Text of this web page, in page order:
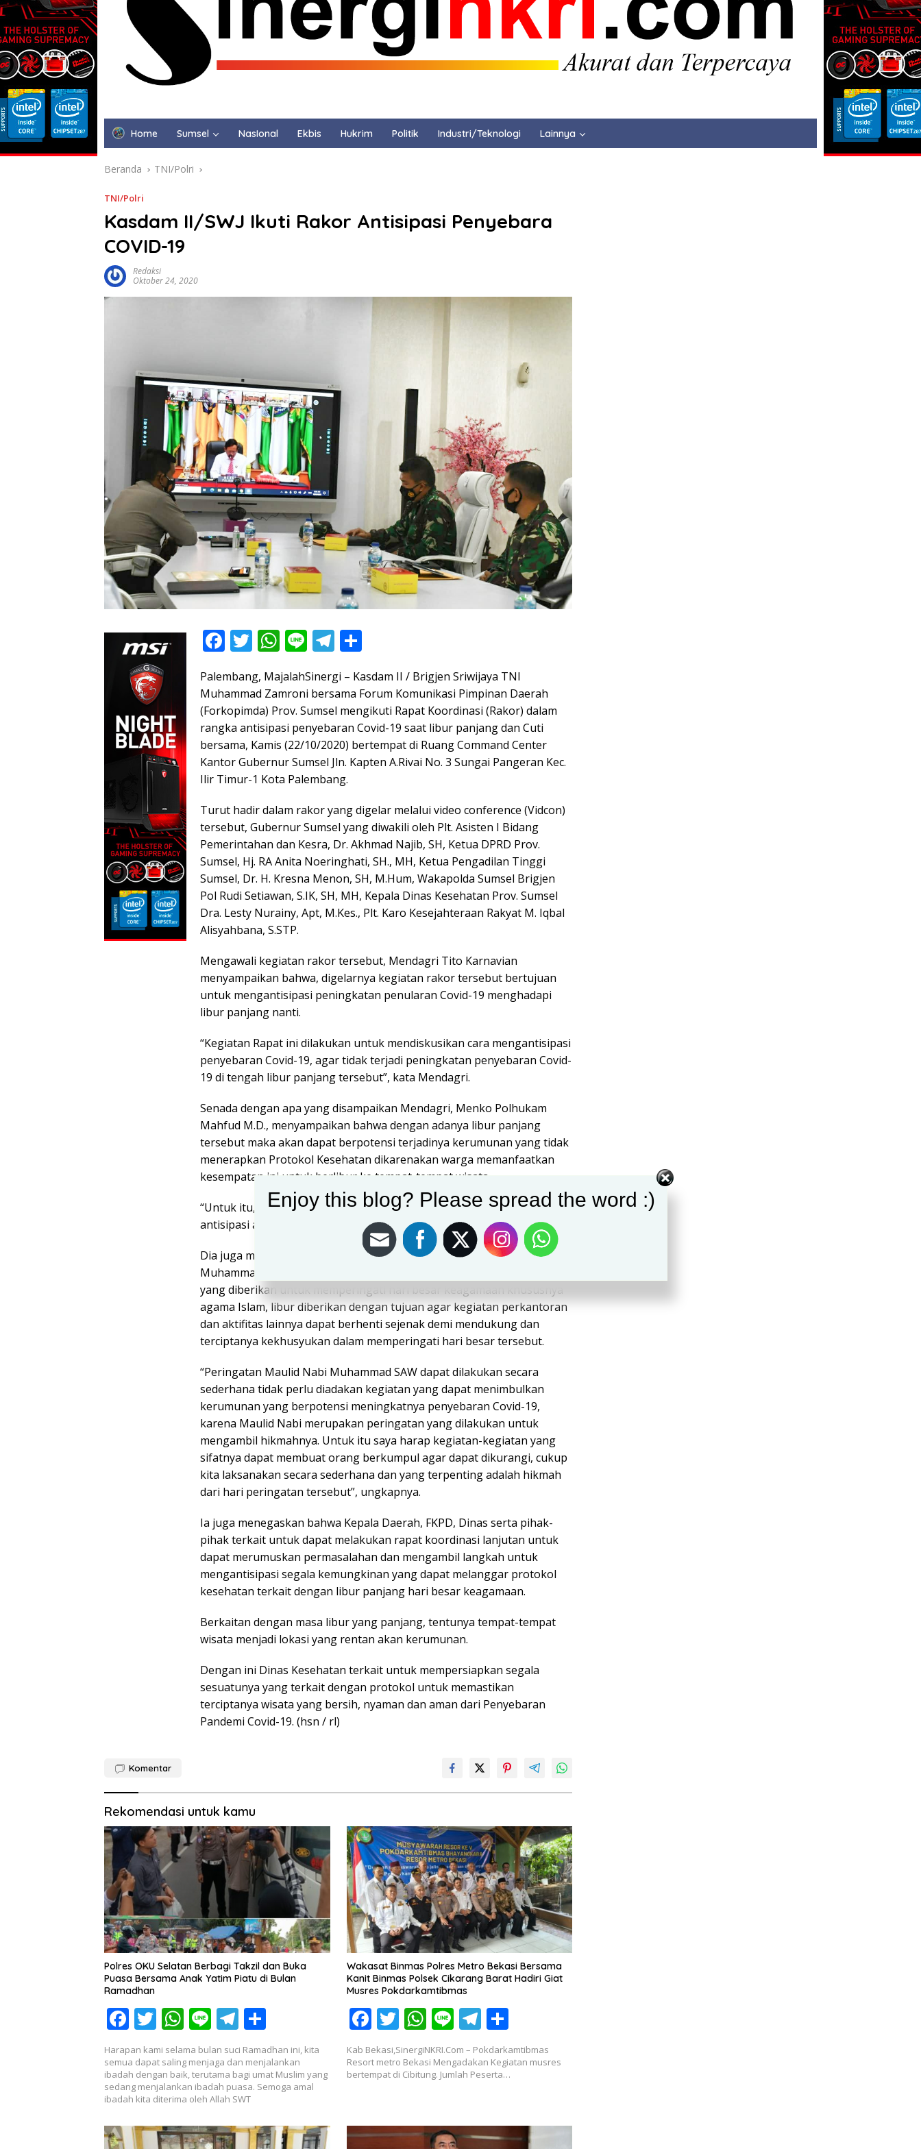
Home Sumsel NasIonal Ekbis Hukrim Politik Industri/Teknologi Lainnya
Beranda TNI/Polri
TNI/Polri
Kasdam II/SWJ Ikuti Rakor Antisipasi Penyebara
COVID-19
Redaksi
Oktober 24, 2020
F
e
b
o
o
k
T
itt
er
W
at
s
A
p
p
Li
e
T
e
gr
a
m
ar
e
Palembang, MajalahSinergi – Kasdam II / Brigjen Sriwijaya TNI
Muhammad Zamroni bersama Forum Komunikasi Pimpinan Daerah
(Forkopimda) Prov. Sumsel mengikuti Rapat Koordinasi (Rakor) dalam
rangka antisipasi penyebaran Covid-19 saat libur panjang dan Cuti
bersama, Kamis (22/10/2020) bertempat di Ruang Command Center
Kantor Gubernur Sumsel Jln. Kapten A.Rivai No. 3 Sungai Pangeran Kec.
Ilir Timur-1 Kota Palembang.
Turut hadir dalam rakor yang digelar melalui video conference (Vidcon)
tersebut, Gubernur Sumsel yang diwakili oleh Plt. Asisten I Bidang
Pemerintahan dan Kesra, Dr. Akhmad Najib, SH, Ketua DPRD Prov.
Sumsel, Hj. RA Anita Noeringhati, SH., MH, Ketua Pengadilan Tinggi
Sumsel, Dr. H. Kresna Menon, SH, M.Hum, Wakapolda Sumsel Brigjen
Pol Rudi Setiawan, S.IK, SH, MH, Kepala Dinas Kesehatan Prov. Sumsel
Dra. Lesty Nurainy, Apt, M.Kes., Plt. Karo Kesejahteraan Rakyat M. Iqbal
Alisyahbana, S.STP.
Mengawali kegiatan rakor tersebut, Mendagri Tito Karnavian
menyampaikan bahwa, digelarnya kegiatan rakor tersebut bertujuan
untuk mengantisipasi peningkatan penularan Covid-19 menghadapi
libur panjang nanti.
“Kegiatan Rapat ini dilakukan untuk mendiskusikan cara mengantisipasi
penyebaran Covid-19, agar tidak terjadi peningkatan penyebaran Covid-
19 di tengah libur panjang tersebut”, kata Mendagri.
Senada dengan apa yang disampaikan Mendagri, Menko Polhukam
Mahfud M.D., menyampaikan bahwa dengan adanya libur panjang
tersebut maka akan dapat berpotensi terjadinya kerumunan yang tidak
menerapkan Protokol Kesehatan dikarenakan warga memanfaatkan
kesempatan ini untuk berlibur ke tempat-tempat wisata.
“Untuk itu, hal ini harus kita pikirkan agar dapat memberikan solusi dan
antisipasi agar tidak terjadi kluster penularan yang baru”, ucapnya.
Dia juga menambahkan bahwa libur dan Cuti bersama Maulid Nabi
Muhammad SAW dari tanggal 28 s.d 30 Oktober 2020 merupakan libur
yang diberikan untuk memperingati hari besar keagamaan khususnya
agama Islam, libur diberikan dengan tujuan agar kegiatan perkantoran
dan aktifitas lainnya dapat berhenti sejenak demi mendukung dan
terciptanya kekhusyukan dalam memperingati hari besar tersebut.
“Peringatan Maulid Nabi Muhammad SAW dapat dilakukan secara
sederhana tidak perlu diadakan kegiatan yang dapat menimbulkan
kerumunan yang berpotensi meningkatnya penyebaran Covid-19,
karena Maulid Nabi merupakan peringatan yang dilakukan untuk
mengambil hikmahnya. Untuk itu saya harap kegiatan-kegiatan yang
sifatnya dapat membuat orang berkumpul agar dapat dikurangi, cukup
kita laksanakan secara sederhana dan yang terpenting adalah hikmah
dari hari peringatan tersebut”, ungkapnya.
Ia juga menegaskan bahwa Kepala Daerah, FKPD, Dinas serta pihak-
pihak terkait untuk dapat melakukan rapat koordinasi lanjutan untuk
dapat merumuskan permasalahan dan mengambil langkah untuk
mengantisipasi segala kemungkinan yang dapat melanggar protokol
kesehatan terkait dengan libur panjang hari besar keagamaan.
Berkaitan dengan masa libur yang panjang, tentunya tempat-tempat
wisata menjadi lokasi yang rentan akan kerumunan.
Dengan ini Dinas Kesehatan terkait untuk mempersiapkan segala
sesuatunya yang terkait dengan protokol untuk memastikan
terciptanya wisata yang bersih, nyaman dan aman dari Penyebaran
Pandemi Covid-19. (hsn / rl)
Komentar
Rekomendasi untuk kamu
Polres OKU Selatan Berbagi Takzil dan Buka
Puasa Bersama Anak Yatim Piatu di Bulan
Ramadhan
F
ac
e
b
o
o
T
w
itt
er
W
h
at
s
A
p
Li
n
e
T
el
e
gr
a
m
h
ar
e
Harapan kami selama bulan suci Ramadhan ini, kita
semua dapat saling menjaga dan menjalankan
ibadah dengan baik, terutama bagi umat Muslim yang
sedang menjalankan ibadah puasa. Semoga amal
ibadah kita diterima oleh Allah SWT
Wakasat Binmas Polres Metro Bekasi Bersama
Kanit Binmas Polsek Cikarang Barat Hadiri Giat
Musres Pokdarkamtibmas
F
ac
e
b
o
T
w
itt
er
W
h
at
s
p
Li
n
e
T
el
e
gr
m
S
h
ar
e
Kab Bekasi,SinergiNKRI.Com – Pokdarkamtibmas
Resort metro Bekasi Mengadakan Kegiatan musres
bertempat di Cibitung. Jumlah Peserta…
Enjoy this blog? Please spread the word :)